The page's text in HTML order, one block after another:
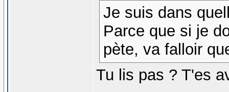
Je suis dans
Parce que si je
pète, va falloir
Tu lis pas ? T'es